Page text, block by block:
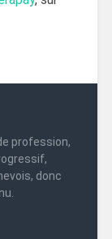
profession,
donc